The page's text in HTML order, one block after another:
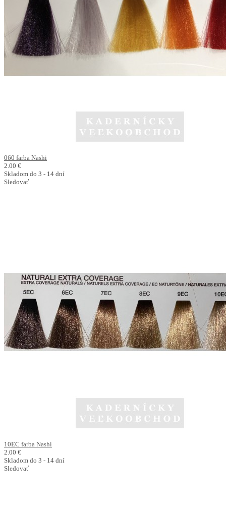
060 farba Nashi
2.00 €
Skladom do 3 - 14 dní
Sledovať
10EC farba Nashi
2.00 €
Skladom do 3 - 14 dní
Sledovať